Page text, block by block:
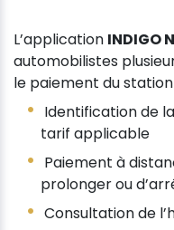
L’application INDIGO
automobilistes
le paiement du
Identification de
tarif applicable
Paiement à
prolonger ou
Consultation de